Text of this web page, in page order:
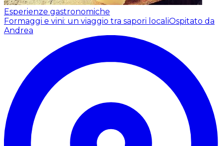
Esperienze gastronomiche
Formaggi e vini: un viaggio tra sapori localiOspitato da
Andrea